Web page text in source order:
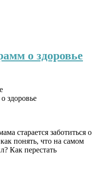
о здоровье
здоровье
старается заботиться о
понять, что на самом
Как перестать